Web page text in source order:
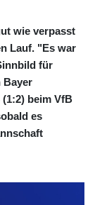
wie verpasst
Lauf. "Es war
für
Bayer
beim VfB
es